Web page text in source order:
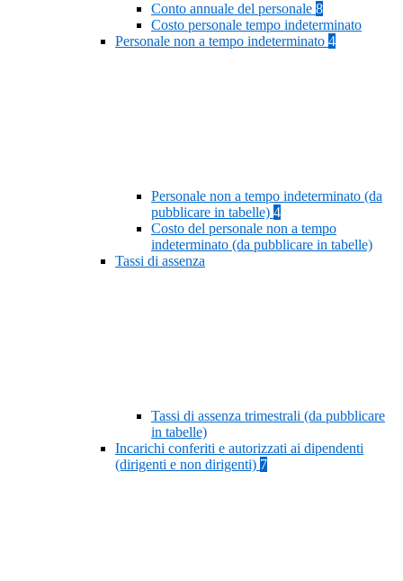
Conto annuale del personale 8
Costo personale tempo indeterminato
Personale non a tempo indeterminato 4
Personale non a tempo indeterminato (da
pubblicare in tabelle) 4
Costo del personale non a tempo
indeterminato (da pubblicare in tabelle)
Tassi di assenza
Tassi di assenza trimestrali (da pubblicare
in tabelle)
Incarichi conferiti e autorizzati ai dipendenti
(dirigenti e non dirigenti) 7